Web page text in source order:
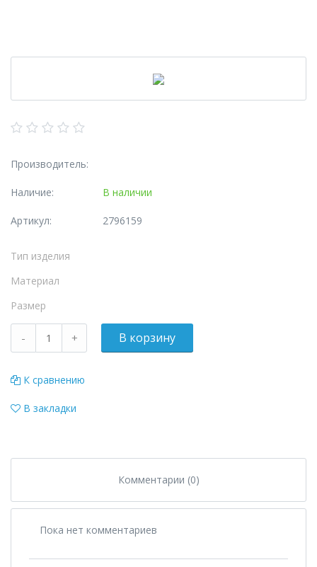
Производитель:
Наличие: В наличии
Артикул: 2796159
Тип изделия
Материал
Размер
К сравнению
В закладки
Комментарии (0)
Пока нет комментариев